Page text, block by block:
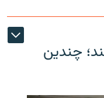
چندین